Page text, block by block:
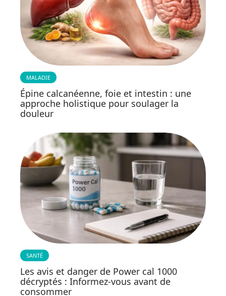
MALADIE
Épine calcanéenne, foie et intestin : une
approche holistique pour soulager la
douleur
SANTÉ
Les avis et danger de Power cal 1000
décryptés : Informez-vous avant de
consommer